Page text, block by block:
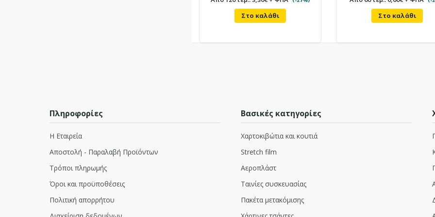
3kg (300gr core) 50cm
Διαθέσιμο για αποστολή
ή παραλαβή από το κατάστημα
Στο καλάθι Στο καλάθι
Πληροφορίες
Η Εταιρεία
Αποστολή - Παραλαβή Προϊόντων
Τρόποι πληρωμής
Όροι και προϋποθέσεις
Πολιτική απορρήτου
Βασικές κατηγορίες
Χαρτοκιβώτια και κουτιά
Stretch film
Αεροπλάστ
Ταινίες συσκευασίας
Πακέτα μετακόμισης